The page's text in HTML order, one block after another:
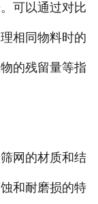
可以通过对比
相同物料时的
的残留量等指
网的材质和结
和耐磨损的特